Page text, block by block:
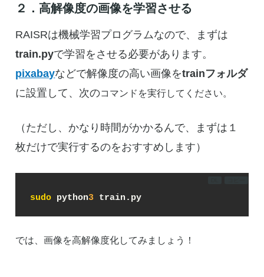
２．高解像度の画像を学習させる
RAISRは機械学習プログラムなので、まずは
train.pyで学習をさせる必要があります。
pixabayなどで解像度の高い画像をtrainフォルダ
に設置して、次のコマンドを実行してください。
（ただし、かなり時間がかかるんで、まずは１
枚だけで実行するのをおすすめします）
sudo python3 train.py
では、画像を高解像度化してみましょう！